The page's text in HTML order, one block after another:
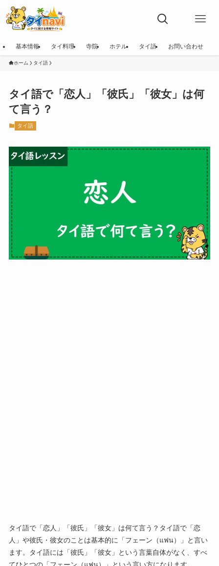
基本情報 タイ料理 寺院 ホテル タイ語 お問い合わせ
ホーム タイ語
タイ語で「恋人」「彼氏」「彼女」は何
て言う？
タイ語
タイ語で「恋人」「彼氏」「彼女」は何て言う？タイ語で「恋
人」や彼氏・彼女のことは基本的に「フェーン（แฟน）」と言い
ます。タイ語には「彼氏」「彼女」という言葉自体がなく、すべ
てひとつの「フェーン（แฟน）」という言い方になります。